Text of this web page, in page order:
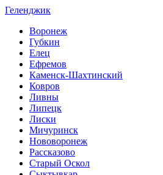
Геленджик
Воронеж
Губкин
Елец
Ефремов
Каменск-Шахтинский
Ковров
Ливны
Липецк
Лиски
Мичуринск
Нововоронеж
Рассказово
Старый Оскол